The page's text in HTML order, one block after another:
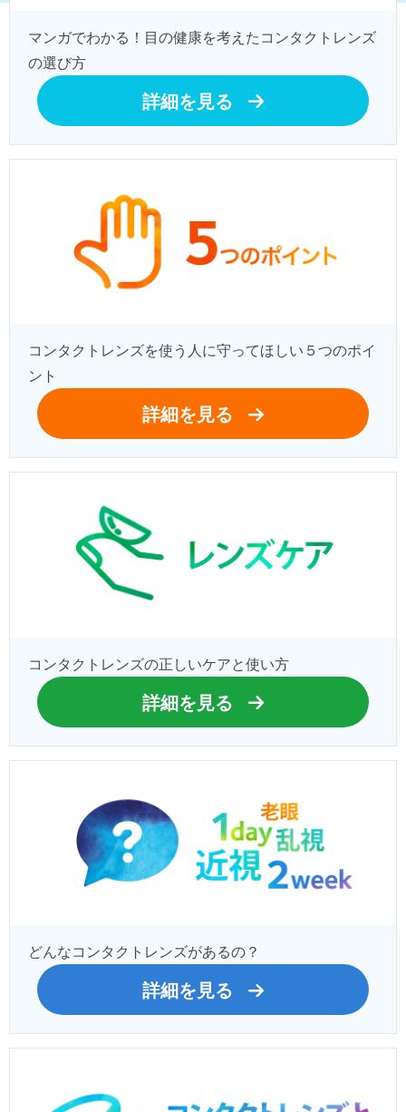
マンガでわかる！目の健康を考えたコンタクトレンズ
の選び方
詳細を見る
コンタクトレンズを使う人に守ってほしい５つのポイ
ント
詳細を見る
コンタクトレンズの正しいケアと使い方
詳細を見る
どんなコンタクトレンズがあるの？
詳細を見る